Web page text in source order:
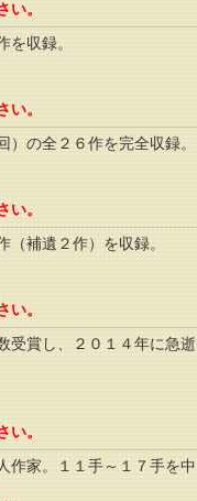
い。
を収録。
い。
の全２６作を完全収録。
い。
補遺２作）を収録。
い。
受賞し、２０１４年に急逝
い。
作家。１１手～１７手を中